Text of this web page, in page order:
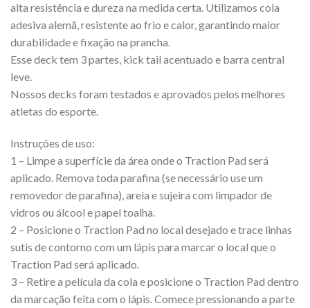
alta resistência e dureza na medida certa. Utilizamos cola
adesiva alemã, resistente ao frio e calor, garantindo maior
durabilidade e fixação na prancha.
Esse deck tem 3 partes, kick tail acentuado e barra central
leve.
Nossos decks foram testados e aprovados pelos melhores
atletas do esporte.
Instruções de uso:
1 – Limpe a superfície da área onde o Traction Pad será
aplicado. Remova toda parafina (se necessário use um
removedor de parafina), areia e sujeira com limpador de
vidros ou álcool e papel toalha.
2 – Posicione o Traction Pad no local desejado e trace linhas
sutis de contorno com um lápis para marcar o local que o
Traction Pad será aplicado.
3 – Retire a película da cola e posicione o Traction Pad dentro
da marcação feita com o lápis. Comece pressionando a parte